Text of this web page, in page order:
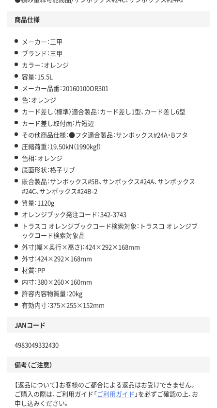
商品仕様
メーカー：三甲
ブランド：三甲
カラー：オレンジ
容量：15.5L
メーカー品番：20160100OR301
色：オレンジ
カード差し（標準）適合製品：カード差し1型、カード差し6型
カード差し取付面：片短辺
その他商品仕様：●フタ適合製品：サンボックス#24A・Bフタ
圧縮荷重：19.50kN（1990kgf）
色相：オレンジ
底面形状：格子リブ
嵌合製品：サンボックス#5B、サンボックス#24A、サンボックス
#24C、サンボックス#24B-2
質量：1120g
オレンジブック発注コード：342-3743
トラスコ オレンジブックコード検索対象：トラスコ オレンジブ
ックコード検索対象品
外寸(幅×奥行×高さ)：424×292×168mm
外寸：424×292×168mm
材質：PP
内寸：380×260×160mm
許容内容物質量：20kg
有効内寸：375×255×152mm
JANコード
4983049332430
備考（ご注意）
【返品について】お客様のご都合による返品はお受けできません。
ご購入の際は、ご利用ガイド「ご利用ガイド 」を必ずご確認の上、お
申し込みください。